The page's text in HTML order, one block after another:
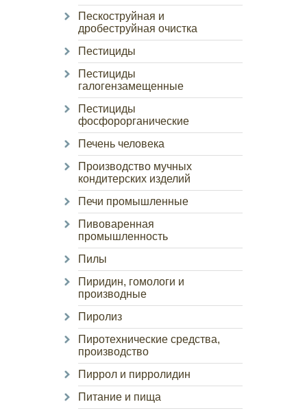
Пескоструйная и
дробеструйная очистка
Пестициды
Пестициды
галогензамещенные
Пестициды
фосфорорганические
Печень человека
Производство мучных
кондитерских изделий
Печи промышленные
Пивоваренная
промышленность
Пилы
Пиридин, гомологи и
производные
Пиролиз
Пиротехнические средства,
производство
Пиррол и пирролидин
Питание и пища